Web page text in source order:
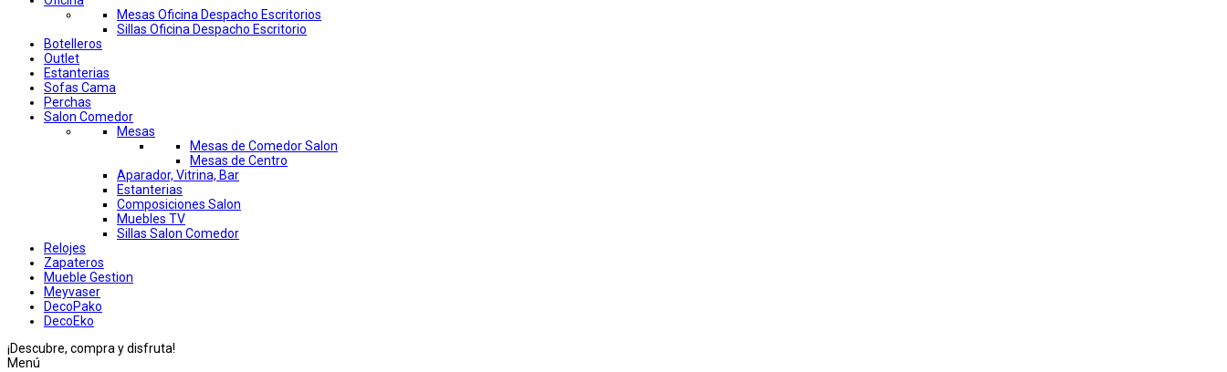
Mesas Oficina Despacho Escritorios
Sillas Oficina Despacho Escritorio
Botelleros
Outlet
Estanterias
Sofas Cama
Perchas
Salon Comedor
Mesas
Mesas de Comedor Salon
Mesas de Centro
Aparador, Vitrina, Bar
Estanterias
Composiciones Salon
Muebles TV
Sillas Salon Comedor
Relojes
Zapateros
Mueble Gestion
Meyvaser
DecoPako
DecoEko
¡Descubre, compra y disfruta!
Menú